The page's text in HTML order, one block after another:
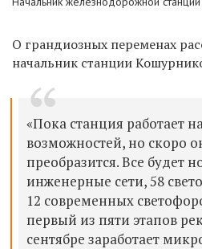
О грандиозных переменах
начальник станции
«Пока станция работает
возможностей, но скоро
преобразится. Все будет
инженерные сети, 58
12 современных
первый из пяти этапов
сентябре заработает